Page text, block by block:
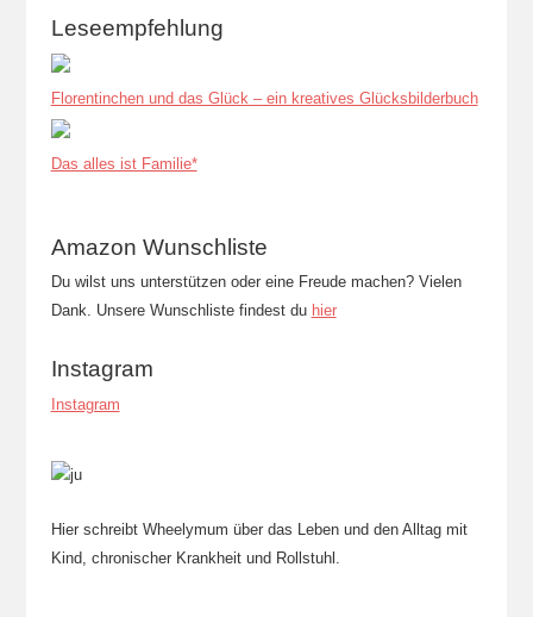
Leseempfehlung
Florentinchen und das Glück – ein kreatives Glücksbilderbuch
Das alles ist Familie*
Amazon Wunschliste
Du wilst uns unterstützen oder eine Freude machen? Vielen
Dank. Unsere Wunschliste findest du hier
Instagram
Instagram
Hier schreibt Wheelymum über das Leben und den Alltag mit
Kind, chronischer Krankheit und Rollstuhl.